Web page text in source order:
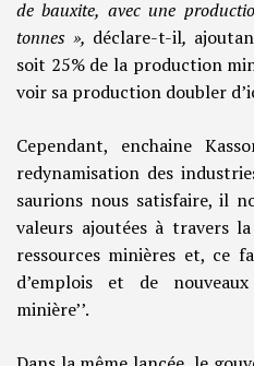
de bauxite, avec une
tonnes », déclare-t-il,
soit 25% de la production
voir sa production doubler
Cependant, enchaine
redynamisation des
saurions nous satisfaire, il
valeurs ajoutées à travers
ressources minières et, ce
d’emplois et de
minière’’.